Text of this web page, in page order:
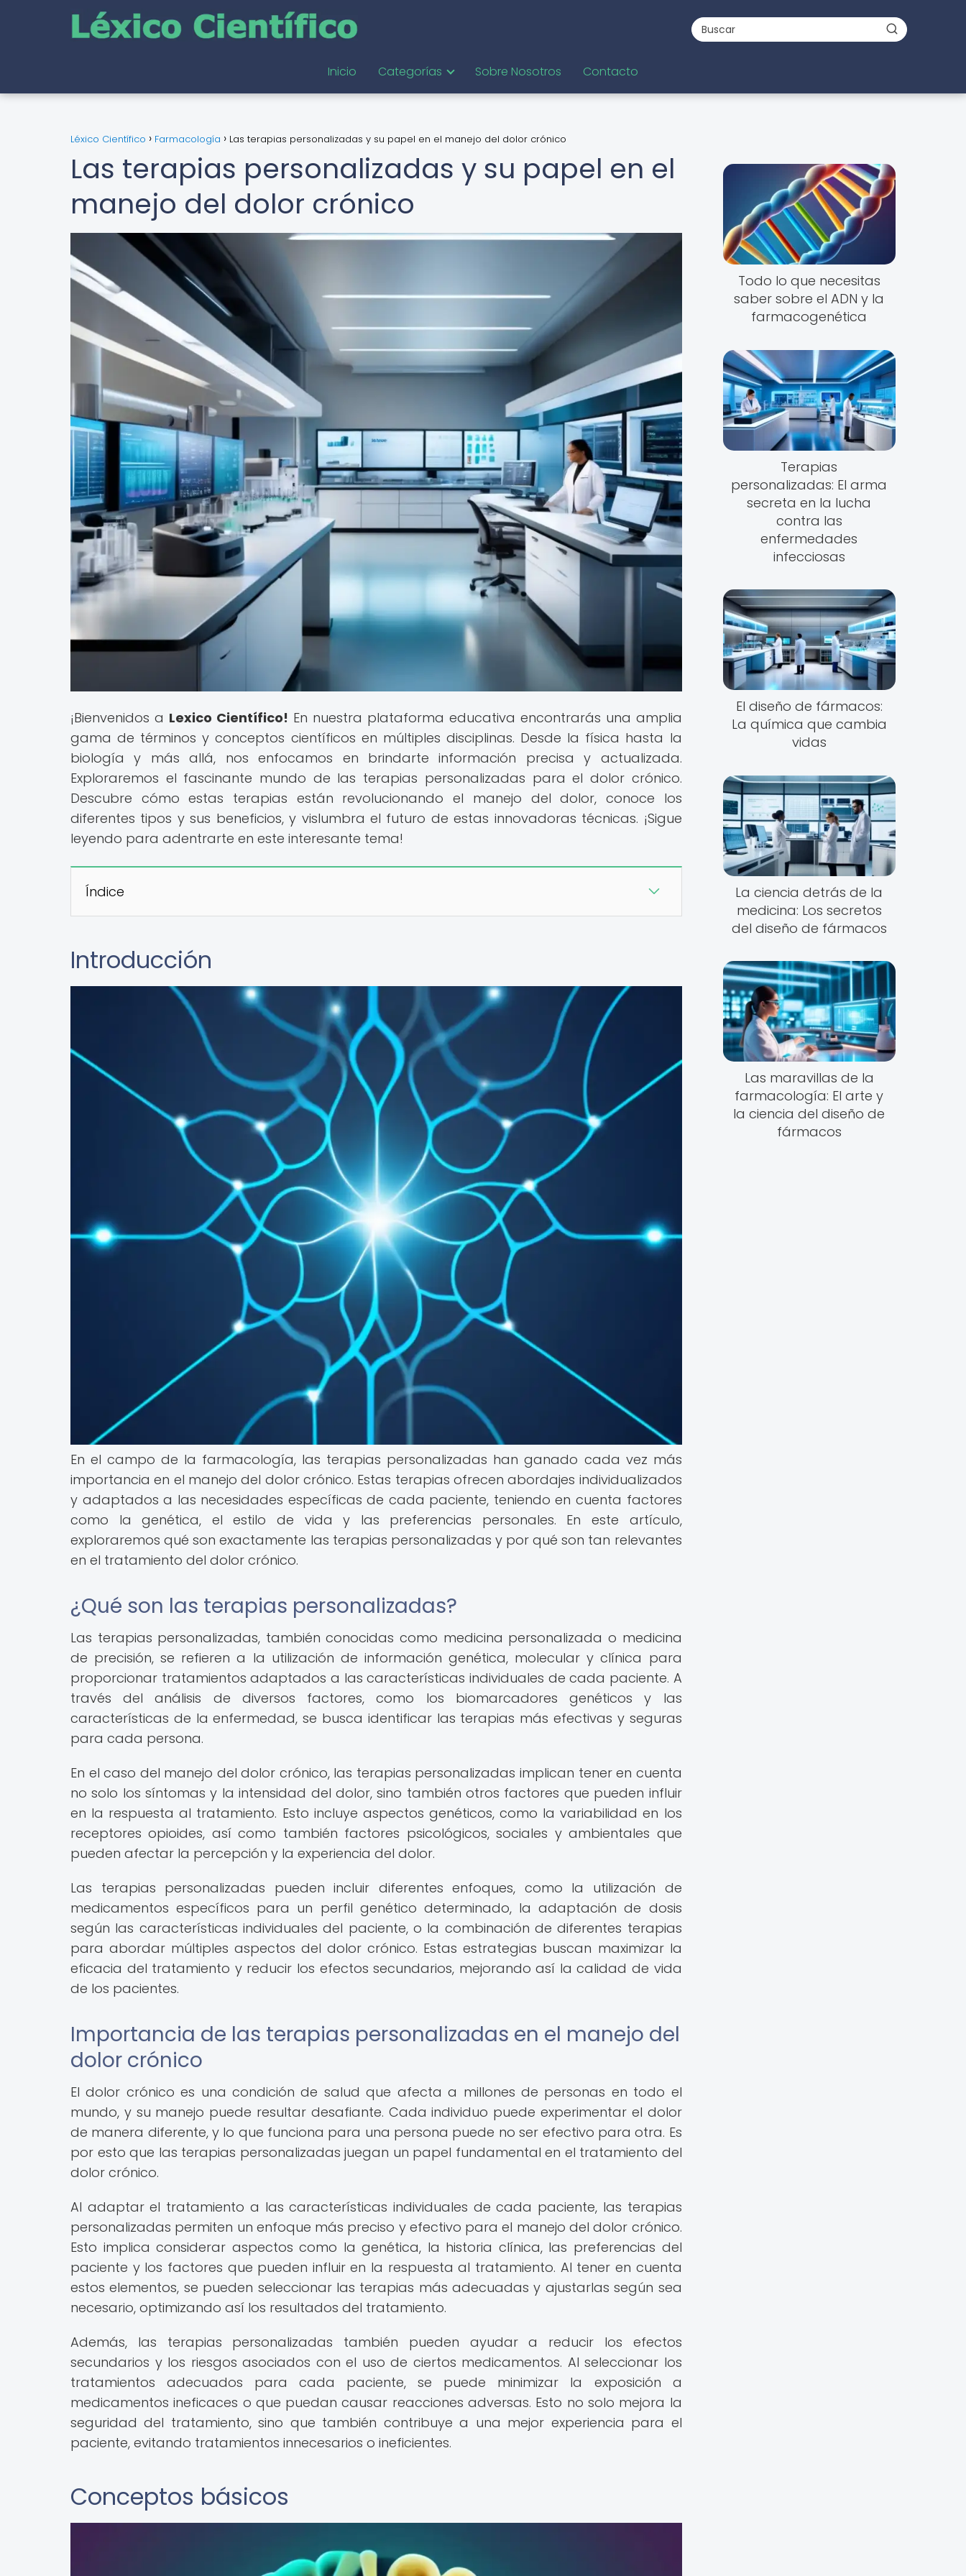
Inicio Categorías Sobre Nosotros Contacto
Léxico Científico Farmacología Las terapias personalizadas y su papel en el manejo del dolor crónico
Las terapias personalizadas y su papel en el
manejo del dolor crónico
¡Bienvenidos a Lexico Científico! En nuestra plataforma educativa encontrarás una amplia
gama de términos y conceptos científicos en múltiples disciplinas. Desde la física hasta la
biología y más allá, nos enfocamos en brindarte información precisa y actualizada.
Exploraremos el fascinante mundo de las terapias personalizadas para el dolor crónico.
Descubre cómo estas terapias están revolucionando el manejo del dolor, conoce los
diferentes tipos y sus beneficios, y vislumbra el futuro de estas innovadoras técnicas. ¡Sigue
leyendo para adentrarte en este interesante tema!
Índice
Introducción
En el campo de la farmacología, las terapias personalizadas han ganado cada vez más
importancia en el manejo del dolor crónico. Estas terapias ofrecen abordajes individualizados
y adaptados a las necesidades específicas de cada paciente, teniendo en cuenta factores
como la genética, el estilo de vida y las preferencias personales. En este artículo,
exploraremos qué son exactamente las terapias personalizadas y por qué son tan relevantes
en el tratamiento del dolor crónico.
¿Qué son las terapias personalizadas?
Las terapias personalizadas, también conocidas como medicina personalizada o medicina
de precisión, se refieren a la utilización de información genética, molecular y clínica para
proporcionar tratamientos adaptados a las características individuales de cada paciente. A
través del análisis de diversos factores, como los biomarcadores genéticos y las
características de la enfermedad, se busca identificar las terapias más efectivas y seguras
para cada persona.
En el caso del manejo del dolor crónico, las terapias personalizadas implican tener en cuenta
no solo los síntomas y la intensidad del dolor, sino también otros factores que pueden influir
en la respuesta al tratamiento. Esto incluye aspectos genéticos, como la variabilidad en los
receptores opioides, así como también factores psicológicos, sociales y ambientales que
pueden afectar la percepción y la experiencia del dolor.
Las terapias personalizadas pueden incluir diferentes enfoques, como la utilización de
medicamentos específicos para un perfil genético determinado, la adaptación de dosis
según las características individuales del paciente, o la combinación de diferentes terapias
para abordar múltiples aspectos del dolor crónico. Estas estrategias buscan maximizar la
eficacia del tratamiento y reducir los efectos secundarios, mejorando así la calidad de vida
de los pacientes.
Importancia de las terapias personalizadas en el manejo del
dolor crónico
El dolor crónico es una condición de salud que afecta a millones de personas en todo el
mundo, y su manejo puede resultar desafiante. Cada individuo puede experimentar el dolor
de manera diferente, y lo que funciona para una persona puede no ser efectivo para otra. Es
por esto que las terapias personalizadas juegan un papel fundamental en el tratamiento del
dolor crónico.
Al adaptar el tratamiento a las características individuales de cada paciente, las terapias
personalizadas permiten un enfoque más preciso y efectivo para el manejo del dolor crónico.
Esto implica considerar aspectos como la genética, la historia clínica, las preferencias del
paciente y los factores que pueden influir en la respuesta al tratamiento. Al tener en cuenta
estos elementos, se pueden seleccionar las terapias más adecuadas y ajustarlas según sea
necesario, optimizando así los resultados del tratamiento.
Además, las terapias personalizadas también pueden ayudar a reducir los efectos
secundarios y los riesgos asociados con el uso de ciertos medicamentos. Al seleccionar los
tratamientos adecuados para cada paciente, se puede minimizar la exposición a
medicamentos ineficaces o que puedan causar reacciones adversas. Esto no solo mejora la
seguridad del tratamiento, sino que también contribuye a una mejor experiencia para el
paciente, evitando tratamientos innecesarios o ineficientes.
Conceptos básicos
Todo lo que necesitas
saber sobre el ADN y la
farmacogenética
Terapias
personalizadas: El arma
secreta en la lucha
contra las
enfermedades
infecciosas
El diseño de fármacos:
La química que cambia
vidas
La ciencia detrás de la
medicina: Los secretos
del diseño de fármacos
Las maravillas de la
farmacología: El arte y
la ciencia del diseño de
fármacos